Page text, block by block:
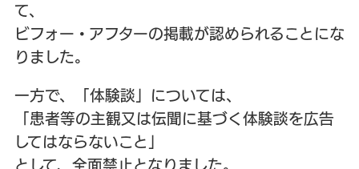
て、
ビフォー・アフターの掲載が認められることにな
りました。
一方で、「体験談」については、
「患者等の主観又は伝聞に基づく体験談を広告
してはならないこと」